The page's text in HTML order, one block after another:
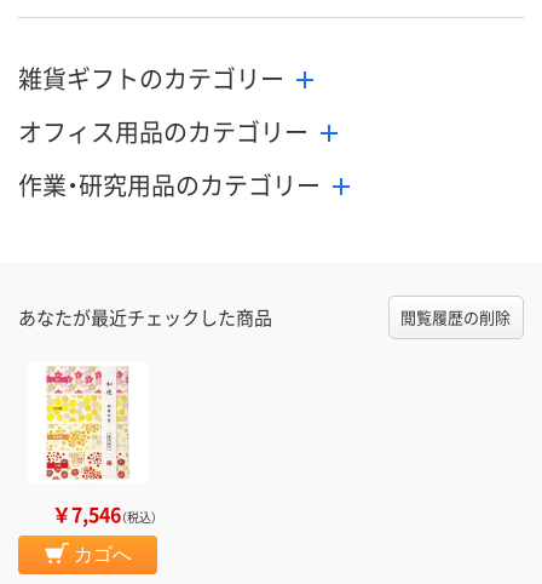
雑貨ギフトのカテゴリー
オフィス用品のカテゴリー
作業・研究用品のカテゴリー
あなたが最近チェックした商品 閲覧履歴の削除
￥7,546（税込）
カゴへ